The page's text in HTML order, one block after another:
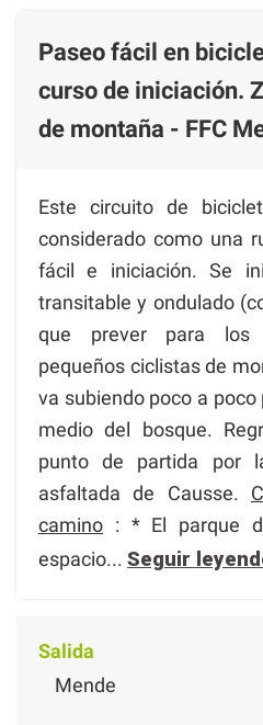
Paseo fácil en
curso de iniciación.
de montaña - FFC
Este circuito de
considerado como una
fácil e iniciación. Se
transitable y ondulado
que prever para los
pequeños ciclistas de
va subiendo poco a
medio del bosque.
punto de partida por
asfaltada de Causse.
camino : * El parque
espacio... Seguir
Salida
Mende